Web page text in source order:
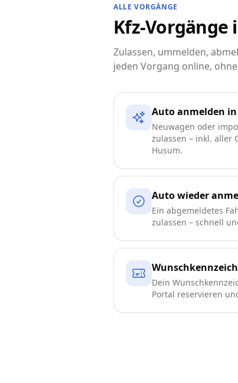
ALLE VORGÄNGE
Kfz-Vorgänge
Zulassen, ummelden,
jeden Vorgang online,
Auto anmelden
Neuwagen oder
zulassen – inkl. aller
Husum.
Auto wieder
Ein abgemeldetes
zulassen – schnell
Dein
Portal reservieren